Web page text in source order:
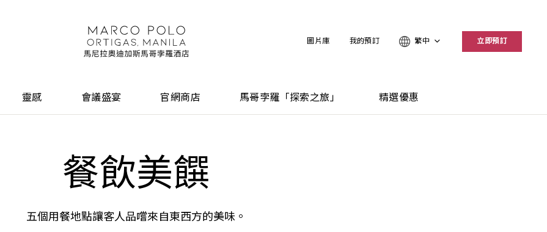
圖片庫 我的預訂 繁中 立即預訂
靈感 會議盛宴 官網商店 馬哥孛羅「探索之旅」 精選優惠
餐飲美饌
五個用餐地點讓客人品嚐來自東西方的美味。